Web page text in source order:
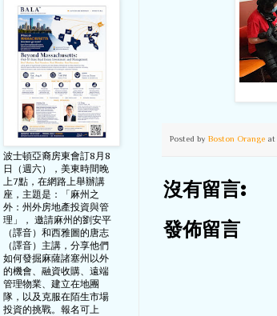
Posted by Boston Orange at
沒有留言:
發佈留言
波士頓亞裔房東會訂8月8
日（週六），美東時間晚
上7點，在網路上舉辦講
座，主題是：「麻州之
外：州外房地產投資與管
理」， 邀請麻州的劉安平
（譯音）和西雅圖的唐志
（譯音）主講，分享他們
如何發掘麻薩諸塞州以外
的機會、融資收購、遠端
管理物業、建立在地團
隊，以及克服在陌生市場
投資的挑戰。報名可上